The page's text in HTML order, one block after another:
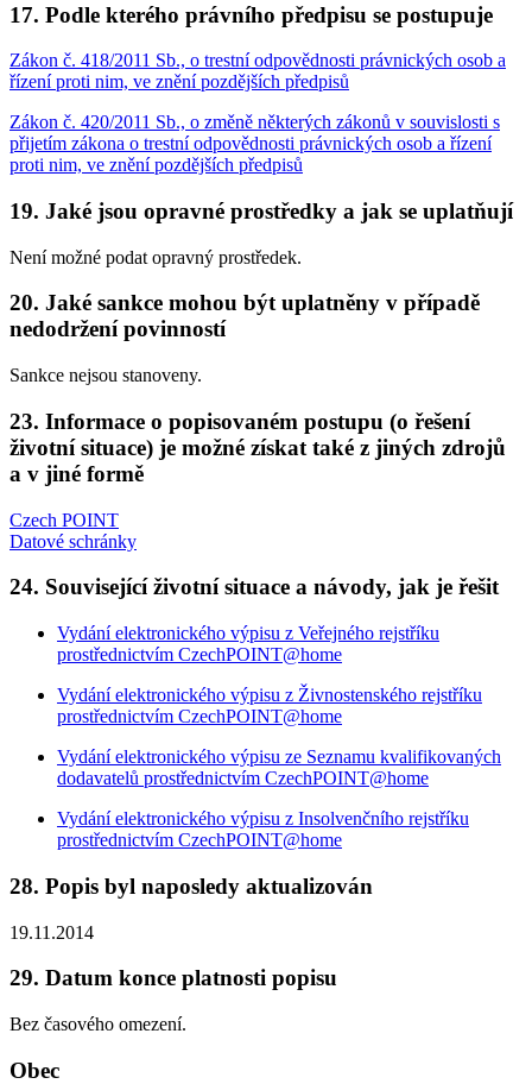
17. Podle kterého právního předpisu se postupuje
Zákon č. 418/2011 Sb., o trestní odpovědnosti právnických osob a
řízení proti nim, ve znění pozdějších předpisů
Zákon č. 420/2011 Sb., o změně některých zákonů v souvislosti s
přijetím zákona o trestní odpovědnosti právnických osob a řízení
proti nim, ve znění pozdějších předpisů
19. Jaké jsou opravné prostředky a jak se uplatňují
Není možné podat opravný prostředek.
20. Jaké sankce mohou být uplatněny v případě
nedodržení povinností
Sankce nejsou stanoveny.
23. Informace o popisovaném postupu (o řešení
životní situace) je možné získat také z jiných zdrojů
a v jiné formě
Czech POINT
Datové schránky
24. Související životní situace a návody, jak je řešit
Vydání elektronického výpisu z Veřejného rejstříku
prostřednictvím CzechPOINT@home
Vydání elektronického výpisu z Živnostenského rejstříku
prostřednictvím CzechPOINT@home
Vydání elektronického výpisu ze Seznamu kvalifikovaných
dodavatelů prostřednictvím CzechPOINT@home
Vydání elektronického výpisu z Insolvenčního rejstříku
prostřednictvím CzechPOINT@home
28. Popis byl naposledy aktualizován
19.11.2014
29. Datum konce platnosti popisu
Bez časového omezení.
Obec